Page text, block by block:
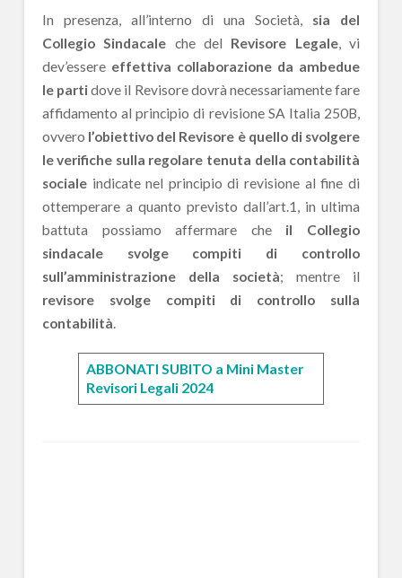
In presenza, all’interno di una Società, sia del
Collegio Sindacale che del Revisore Legale, vi
dev’essere effettiva collaborazione da ambedue
le partidove il Revisore dovrà necessariamente fare
affidamento al principio di revisione SA Italia 250B,
ovvero l’obiettivo del Revisore è quello di svolgere
le verifiche sulla regolare tenuta della contabilità
sociale indicate nel principio di revisione al fine di
ottemperare a quanto previsto dall’art.1, in ultima
battuta possiamo affermare che il Collegio
sindacale svolge compiti di controllo
sull’amministrazione della società; mentre il
revisore svolge compiti di controllo sulla
contabilità.
ABBONATI SUBITO a Mini Master
Revisori Legali 2024